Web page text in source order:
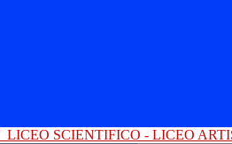
LICEO SCIENTIFICO - LICEO